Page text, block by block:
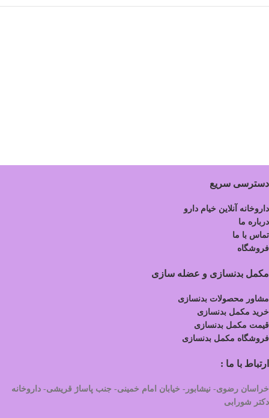
دسترسی سریع
داروخانه آنلاین خیام دارو
درباره ما
تماس با ما
فروشگاه
مکمل بدنسازی و عضله سازی
مشاور محصولات بدنسازی
خرید مکمل بدنسازی
قیمت مکمل بدنسازی
فروشگاه مکمل بدنسازی
ارتباط با ما :
خراسان رضوی- نیشابور- خیابان امام خمینی- جنب پاساژ قریشی- داروخانه
دکتر شورابی